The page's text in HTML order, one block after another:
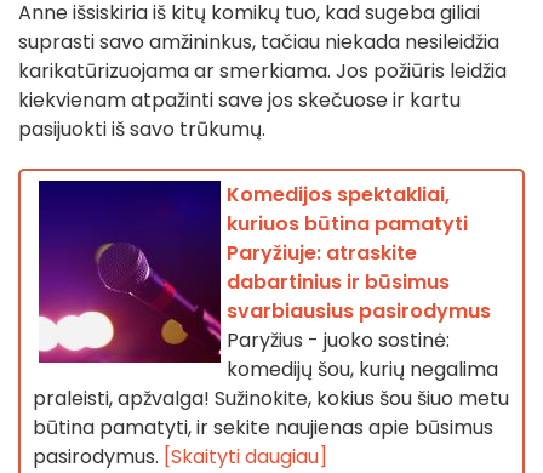
Anne išsiskiria iš kitų komikų tuo, kad sugeba giliai
suprasti savo amžininkus, tačiau niekada nesileidžia
karikatūrizuojama ar smerkiama. Jos požiūris leidžia
kiekvienam atpažinti save jos skečuose ir kartu
pasijuokti iš savo trūkumų.
Komedijos spektakliai,
kuriuos būtina pamatyti
Paryžiuje: atraskite
dabartinius ir būsimus
svarbiausius pasirodymus
Paryžius - juoko sostinė:
komedijų šou, kurių negalima
praleisti, apžvalga! Sužinokite, kokius šou šiuo metu
būtina pamatyti, ir sekite naujienas apie būsimus
pasirodymus. [Skaityti daugiau]